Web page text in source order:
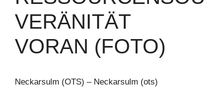
VERÄNITÄT
VORAN (FOTO)
Neckarsulm (OTS) – Neckarsulm (ots)